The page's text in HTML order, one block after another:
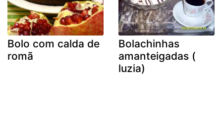
Bolo com calda de
romã
Bolachinhas
amanteigadas (
luzia)